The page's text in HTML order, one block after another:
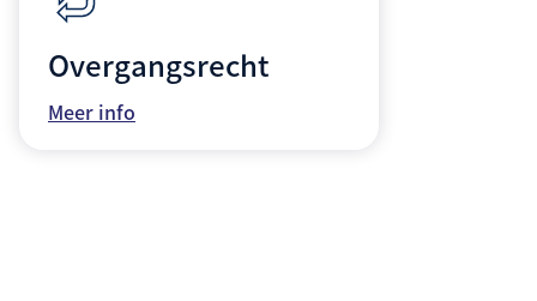
Overgangsrecht
Meer info